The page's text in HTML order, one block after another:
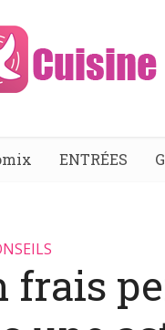
ENTRÉES
frais